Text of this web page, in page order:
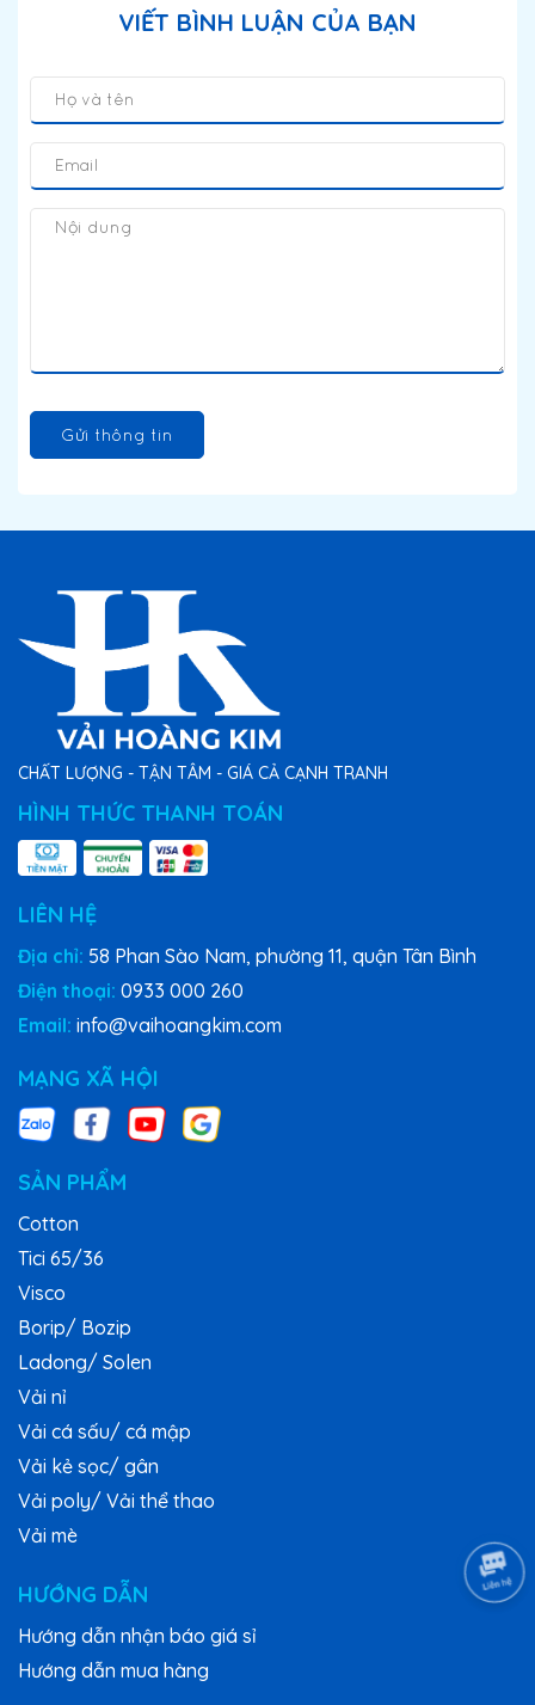
VIẾT BÌNH LUẬN CỦA BẠN
Gửi thông tin
CHẤT LƯỢNG - TẬN TÂM - GIÁ CẢ CẠNH TRANH
HÌNH THỨC THANH TOÁN
LIÊN HỆ
Địa chỉ: 58 Phan Sào Nam, phường 11, quận Tân Bình
Điện thoại: 0933 000 260
Email: info@vaihoangkim.com
MẠNG XÃ HỘI
SẢN PHẨM
Cotton
Tici 65/36
Visco
Borip/ Bozip
Ladong/ Solen
Vải nỉ
Vải cá sấu/ cá mập
Vải kẻ sọc/ gân
Vải poly/ Vải thể thao
Vải mè
HƯỚNG DẪN
Hướng dẫn nhận báo giá sỉ
Hướng dẫn mua hàng